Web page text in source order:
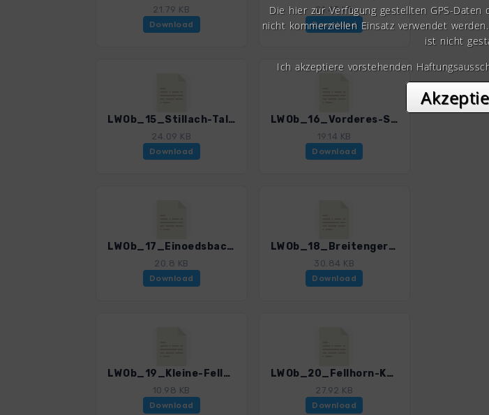
21.79 KB
Download
21.43 KB
Download
LWOb_15_Stillach-Talwanderung_3196_2.gpx
24.09 KB
Download
LWOb_16_Vorderes-Stillachtal_3196_2.gpx
19.14 KB
Download
LWOb_17_Einoedsbach_3196_2.gpx
20.8 KB
Download
LWOb_18_Breitengernalpe_3196_2.gpx
30.84 KB
Download
LWOb_19_Kleine-FellhornrundeN_3196_2.gpx
10.98 KB
Download
LWOb_20_Fellhorn-Kanzelwand_3196_2.gpx
27.92 KB
Download
Die hier zur Verfügung gestellten GPS-
nicht kommerziellen Einsatz verwendet
ist nicht
Ich akzeptiere vorstehenden